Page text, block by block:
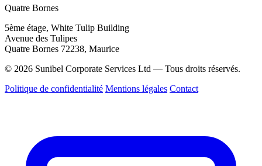
Quatre Bornes
5ème étage, White Tulip Building
Avenue des Tulipes
Quatre Bornes 72238, Maurice
© 2026 Sunibel Corporate Services Ltd — Tous droits réservés.
Politique de confidentialité Mentions légales Contact